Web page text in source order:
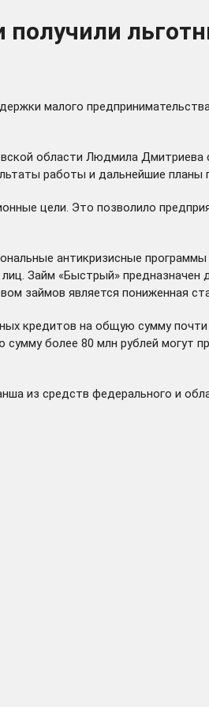
получили
малого
области Людмила
работы и дальнейшие
цели. Это позволило
антикризисные
Займ «Быстрый»
займов является пониженная
кредитов на общую сумму
более 80 млн рублей могут
из средств федерального и